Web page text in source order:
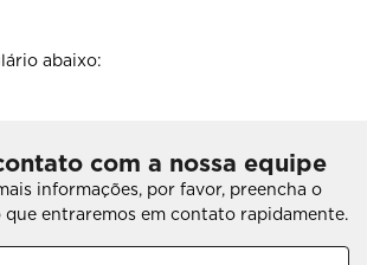
abaixo:
com a nossa equipe
informações, por favor, preencha o
entraremos em contato rapidamente.